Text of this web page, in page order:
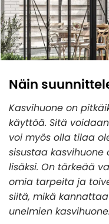
Yleiskatsaus -
Ota yhteyttä
Tietoa
Ostoehdot
Maksutavat
Asennusapua
Eettiset ohjeet -
Tietoja
Cookies -
Tietoa yrityksestämme
Lasiterassit
KATEGORIAT
Yleiskatsaus -
Lasiterassipaketit
Suunnittele oma
Verannat
Lasiterassielementit
Lasiterassien katot
Rungot
Kasvihuone
Yleiskatsaus -
Kasvihuone
Myrskynkestävä
Puinen kasvihuone
Seinäkasvihuone
Kasvihuone muurilla
Puutarharakennukset
KATEGORIAT
Yleiskatsaus -
Mökit
Pihavarastot
Paviljongit
Ulkoaltaat ja Paljut
KATEGORIAT
Yleiskatsaus -
Paljut
Pergola
Autotallit
Näin
Kasvihuone on
käyttöä. Sitä
voi myös olla tilaa
sisustaa kasvihuone
lisäksi. On tärkeää
omia tarpeita ja
siitä, mikä
unelmien kasvihuone.